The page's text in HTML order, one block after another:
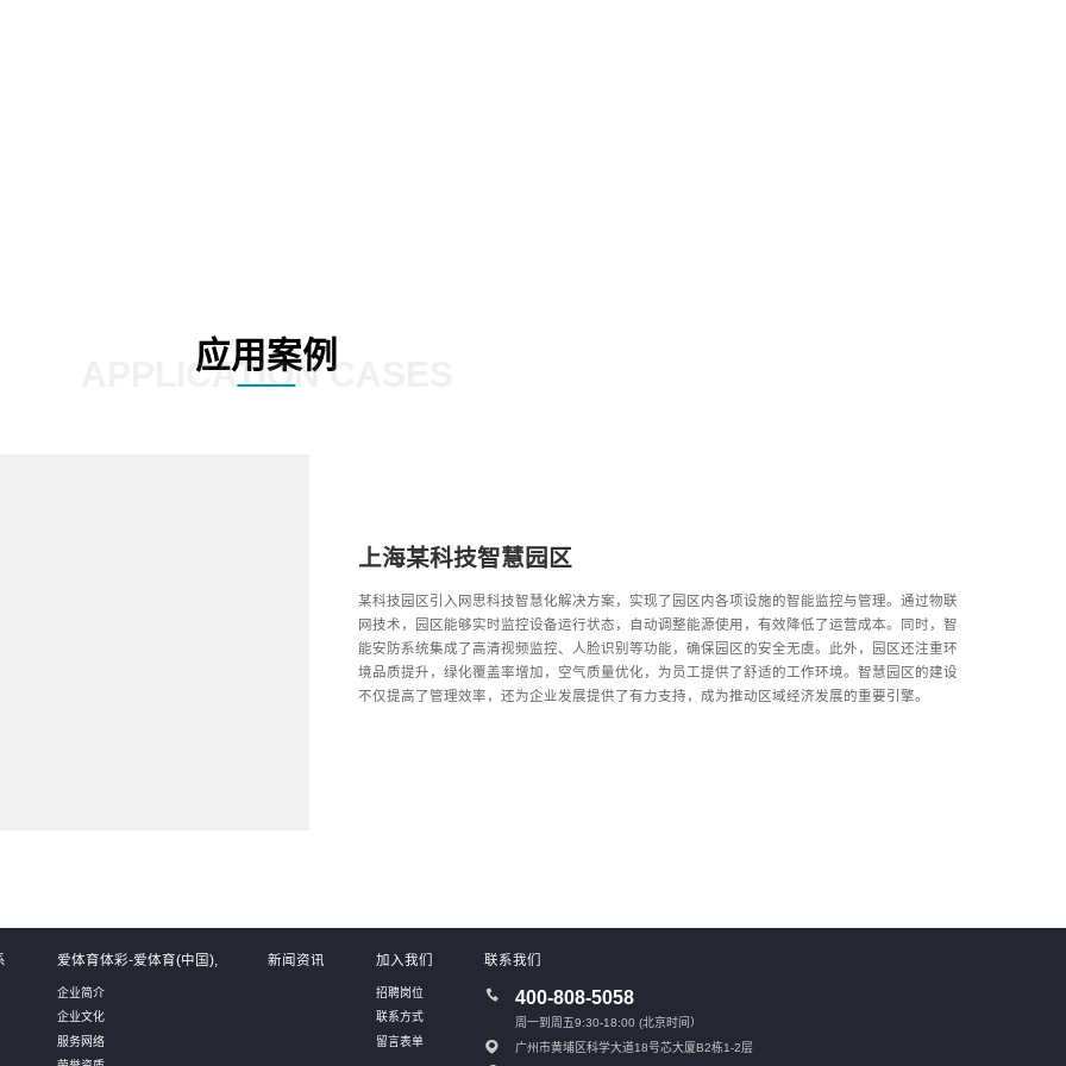
应用案例
APPLICATION CASES
上海某科技智慧园区
某科技园区引入网思科技智慧化解决方案，实现了园区内各项设施的智能监控与管理。通过物联
网技术，园区能够实时监控设备运行状态，自动调整能源使用，有效降低了运营成本。同时，智
能安防系统集成了高清视频监控、人脸识别等功能，确保园区的安全无虞。此外，园区还注重环
境品质提升，绿化覆盖率增加，空气质量优化，为员工提供了舒适的工作环境。智慧园区的建设
不仅提高了管理效率，还为企业发展提供了有力支持，成为推动区域经济发展的重要引擎。
爱体育体彩-爱体育(中国),
企业简介
企业文化
服务网络
新闻资讯 加入我们
招聘岗位
联系方式
留言表单
联系我们
400-808-5058
周一到周五9:30-18:00 (北京时间）
广州市黄埔区科学大道18号芯大厦B2栋1-2层